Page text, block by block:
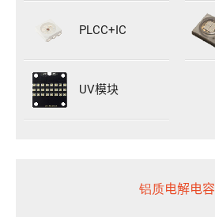
PLCC+IC
UV模块
铝质电解电容